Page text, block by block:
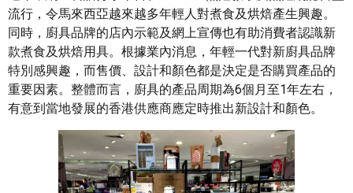
流行，令馬來西亞越來越多年輕人對煮食及烘焙產生興趣。
同時，廚具品牌的店內示範及網上宣傳也有助消費者認識新
款煮食及烘焙用具。根據業內消息，年輕一代對新廚具品牌
特別感興趣，而售價、設計和顏色都是決定是否購買產品的
重要因素。整體而言，廚具的產品周期為6個月至1年左右，
有意到當地發展的香港供應商應定時推出新設計和顏色。